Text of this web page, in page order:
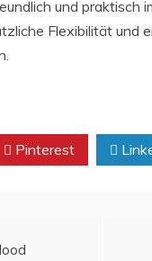
und praktisch
Flexibilität und
Pinterest